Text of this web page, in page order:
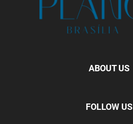
ABOUT US
FOLLOW US